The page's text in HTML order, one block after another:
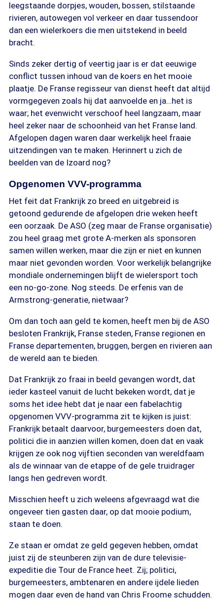
leegstaande dorpjes, wouden, bossen, stilstaande
rivieren, autowegen vol verkeer en daar tussendoor
dan een wielerkoers die men uitstekend in beeld
bracht.
Sinds zeker dertig of veertig jaar is er dat eeuwige
conflict tussen inhoud van de koers en het mooie
plaatje. De Franse regisseur van dienst heeft dat altijd
vormgegeven zoals hij dat aanvoelde en ja…het is
waar; het evenwicht verschoof heel langzaam, maar
heel zeker naar de schoonheid van het Franse land.
Afgelopen dagen waren daar werkelijk heel fraaie
uitzendingen van te maken. Herinnert u zich de
beelden van de Izoard nog?
Opgenomen VVV-programma
Het feit dat Frankrijk zo breed en uitgebreid is
getoond gedurende de afgelopen drie weken heeft
een oorzaak. De ASO (zeg maar de Franse organisatie)
zou heel graag met grote A-merken als sponsoren
samen willen werken, maar die zijn er niet en kunnen
maar niet gevonden worden. Voor werkelijk belangrijke
mondiale ondernemingen blijft de wielersport toch
een no-go-zone. Nog steeds. De erfenis van de
Armstrong-generatie, nietwaar?
Om dan toch aan geld te komen, heeft men bij de ASO
besloten Frankrijk, Franse steden, Franse regionen en
Franse departementen, bruggen, bergen en rivieren aan
de wereld aan te bieden.
Dat Frankrijk zo fraai in beeld gevangen wordt, dat
ieder kasteel vanuit de lucht bekeken wordt, dat je
soms het idee hebt dat je naar een fabelachtig
opgenomen VVV-programma zit te kijken is juist:
Frankrijk betaalt daarvoor, burgemeesters doen dat,
politici die in aanzien willen komen, doen dat en vaak
krijgen ze ook nog vijftien seconden van wereldfaam
als de winnaar van de etappe of de gele truidrager
langs hen gedreven wordt.
Misschien heeft u zich weleens afgevraagd wat die
ongeveer tien gasten daar, op dat mooie podium,
staan te doen.
Ze staan er omdat ze geld gegeven hebben, omdat
juist zij de steunberen zijn van de dure televisie-
expeditie die Tour de France heet. Zij; politici,
burgemeesters, ambtenaren en andere ijdele lieden
mogen daar even de hand van Chris Froome schudden.